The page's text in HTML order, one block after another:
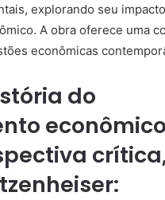
explorando seu
A obra oferece uma
econômicas
do